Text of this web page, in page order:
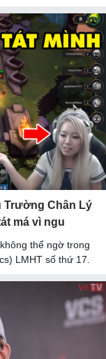
Trường Chân Lý
má vì ngu
thể ngờ trong
LMHT số thứ 17.